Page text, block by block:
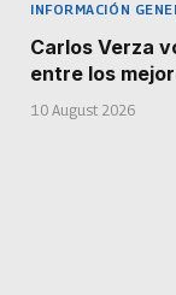
INFORMACIÓN
Carlos Verza
entre los
10 August 2026